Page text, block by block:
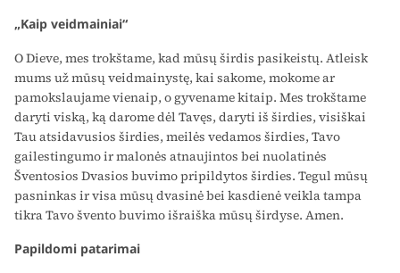
„Kaip veidmainiai“
O Dieve, mes trokštame, kad mūsų širdis pasikeistų. Atleisk
mums už mūsų veidmainystę, kai sakome, mokome ar
pamokslaujame vienaip, o gyvename kitaip. Mes trokštame
daryti viską, ką darome dėl Tavęs, daryti iš širdies, visiškai
Tau atsidavusios širdies, meilės vedamos širdies, Tavo
gailestingumo ir malonės atnaujintos bei nuolatinės
Šventosios Dvasios buvimo pripildytos širdies. Tegul mūsų
pasninkas ir visa mūsų dvasinė bei kasdienė veikla tampa
tikra Tavo švento buvimo išraiška mūsų širdyse. Amen.
Papildomi patarimai